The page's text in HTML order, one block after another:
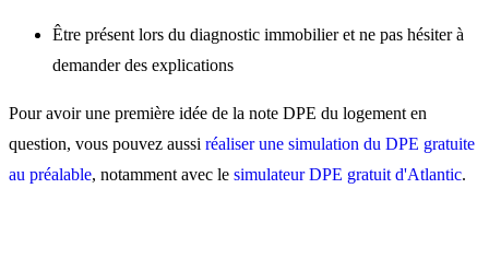
Être présent lors du diagnostic immobilier et ne pas hésiter à
demander des explications
Pour avoir une première idée de la note DPE du logement en
question, vous pouvez aussi réaliser une simulation du DPE gratuite
au préalable, notamment avec le simulateur DPE gratuit d'Atlantic.